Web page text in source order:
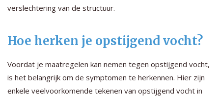
verslechtering van de structuur.
Hoe herken je opstijgend vocht?
Voordat je maatregelen kan nemen tegen opstijgend vocht,
is het belangrijk om de symptomen te herkennen. Hier zijn
enkele veelvoorkomende tekenen van opstijgend vocht in